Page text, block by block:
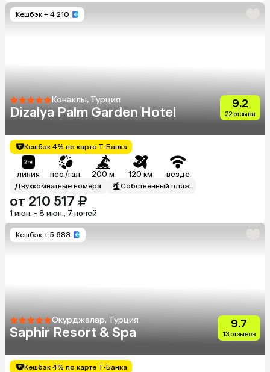
Кешбэк + 4 210
Конаклы, Турция
Dizalya Palm Garden Hotel
9.2
22 отзыва
Кешбэк 4% по карте Т-Банка
линия пес./гал. 200 м 120 км везде
Двухкомнатные номера Собственный пляж
от 210 517 ₽
1 июн. - 8 июн., 7 ночей
Кешбэк + 5 683
Окурджалар, Турция
Saphir Resort & Spa
9.7
13 отзывов
Кешбэк 4% по карте Т-Банка